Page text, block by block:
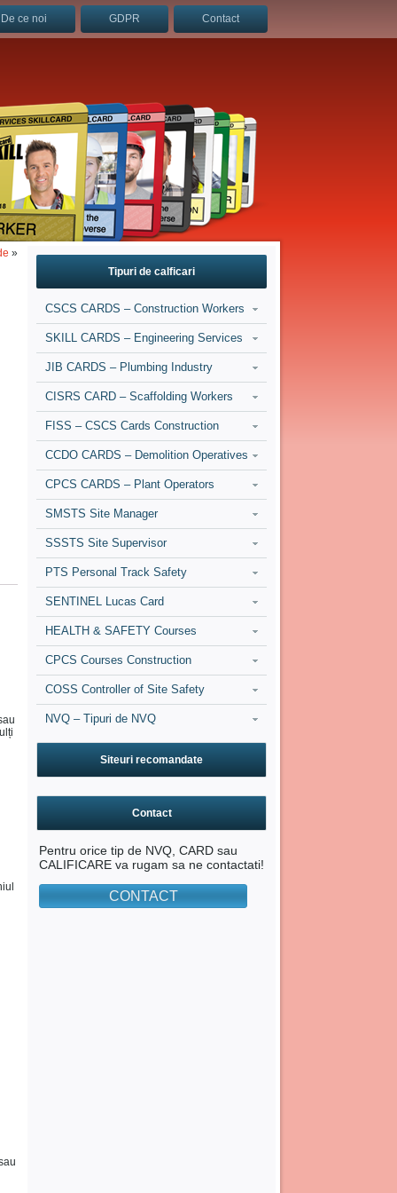
De ce noi GDPR Contact
»
Tipuri de calficari
CSCS CARDS – Construction Workers
SKILL CARDS – Engineering Services
JIB CARDS – Plumbing Industry
CISRS CARD – Scaffolding Workers
FISS – CSCS Cards Construction
CCDO CARDS – Demolition Operatives
CPCS CARDS – Plant Operators
SMSTS Site Manager
SSSTS Site Supervisor
PTS Personal Track Safety
SENTINEL Lucas Card
HEALTH & SAFETY Courses
CPCS Courses Construction
COSS Controller of Site Safety
NVQ – Tipuri de NVQ
Siteuri recomandate
Contact
Pentru orice tip de NVQ, CARD sau
CALIFICARE va rugam sa ne contactati!
CONTACT